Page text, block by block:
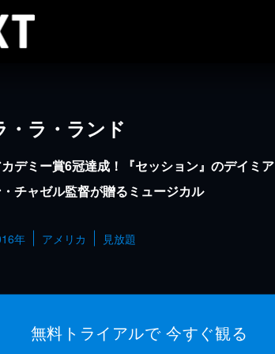
・ラ・ランド
デミー賞6冠達成！『セッション』のデイミア
チャゼル監督が贈るミュージカル
年 アメリカ 見放題
無料トライアルで 今すぐ観る